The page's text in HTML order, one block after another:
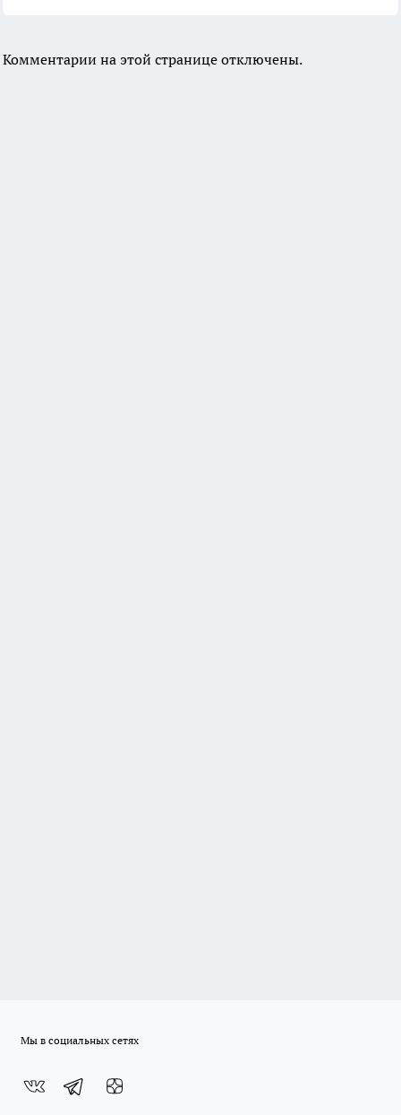
Комментарии на этой странице отключены.
Мы в социальных сетях